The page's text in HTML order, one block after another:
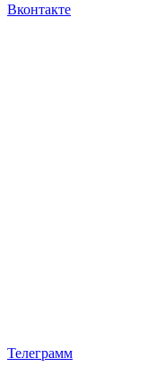
Вконтакте
Телеграмм